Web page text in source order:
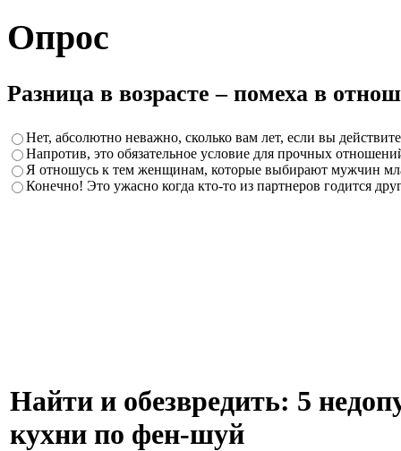
Опрос
Разница в возрасте – помеха в
Нет, абсолютно неважно, сколько вам лет, если вы
Напротив, это обязательное условие для прочных
Я отношусь к тем женщинам, которые выбирают мужчин
Конечно! Это ужасно когда кто-то из партнеров годится
Найти и обезвредить: 5
кухни по фен-шуй